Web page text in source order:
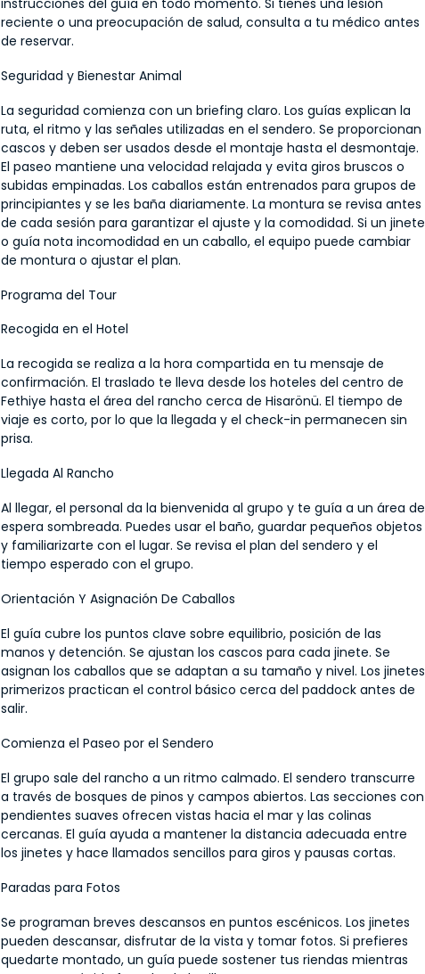
instrucciones del guía en todo momento. Si tienes una lesión
reciente o una preocupación de salud, consulta a tu médico antes
de reservar.
Seguridad y Bienestar Animal
La seguridad comienza con un briefing claro. Los guías explican la
ruta, el ritmo y las señales utilizadas en el sendero. Se proporcionan
cascos y deben ser usados desde el montaje hasta el desmontaje.
El paseo mantiene una velocidad relajada y evita giros bruscos o
subidas empinadas. Los caballos están entrenados para grupos de
principiantes y se les baña diariamente. La montura se revisa antes
de cada sesión para garantizar el ajuste y la comodidad. Si un jinete
o guía nota incomodidad en un caballo, el equipo puede cambiar
de montura o ajustar el plan.
Programa del Tour
Recogida en el Hotel
La recogida se realiza a la hora compartida en tu mensaje de
confirmación. El traslado te lleva desde los hoteles del centro de
Fethiye hasta el área del rancho cerca de Hisarönü. El tiempo de
viaje es corto, por lo que la llegada y el check-in permanecen sin
prisa.
Llegada Al Rancho
Al llegar, el personal da la bienvenida al grupo y te guía a un área de
espera sombreada. Puedes usar el baño, guardar pequeños objetos
y familiarizarte con el lugar. Se revisa el plan del sendero y el
tiempo esperado con el grupo.
Orientación Y Asignación De Caballos
El guía cubre los puntos clave sobre equilibrio, posición de las
manos y detención. Se ajustan los cascos para cada jinete. Se
asignan los caballos que se adaptan a su tamaño y nivel. Los jinetes
primerizos practican el control básico cerca del paddock antes de
salir.
Comienza el Paseo por el Sendero
El grupo sale del rancho a un ritmo calmado. El sendero transcurre
a través de bosques de pinos y campos abiertos. Las secciones con
pendientes suaves ofrecen vistas hacia el mar y las colinas
cercanas. El guía ayuda a mantener la distancia adecuada entre
los jinetes y hace llamados sencillos para giros y pausas cortas.
Paradas para Fotos
Se programan breves descansos en puntos escénicos. Los jinetes
pueden descansar, disfrutar de la vista y tomar fotos. Si prefieres
quedarte montado, un guía puede sostener tus riendas mientras